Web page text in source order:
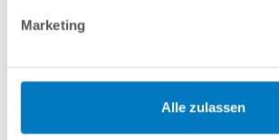
Marketing
Alle zulassen